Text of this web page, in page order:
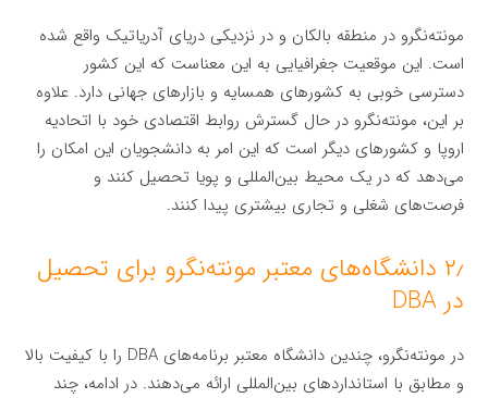
مونته‌نگرو در منطقه بالکان و در نزدیکی دریای آدریاتیک واقع شده
است. این موقعیت جغرافیایی به این معناست که این کشور
دسترسی خوبی به کشورهای همسایه و بازارهای جهانی دارد. علاوه
بر این، مونته‌نگرو در حال گسترش روابط اقتصادی خود با اتحادیه
اروپا و کشورهای دیگر است که این امر به دانشجویان این امکان را
می‌دهد که در یک محیط بین‌المللی و پویا تحصیل کنند و
فرصت‌های شغلی و تجاری بیشتری پیدا کنند.
۲٫ دانشگاه‌های معتبر مونته‌نگرو برای تحصیل
در DBA
در مونته‌نگرو، چندین دانشگاه معتبر برنامه‌های DBA را با کیفیت بالا
و مطابق با استانداردهای بین‌المللی ارائه می‌دهند. در ادامه، چند